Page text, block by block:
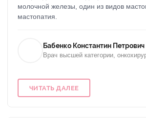
молочной железы, один из видов
мастопатия.
Бабенко Константин Петрович
Врач высшей категории,
ЧИТАТЬ ДАЛЕЕ